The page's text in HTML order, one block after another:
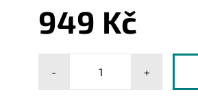
949 Kč
- +